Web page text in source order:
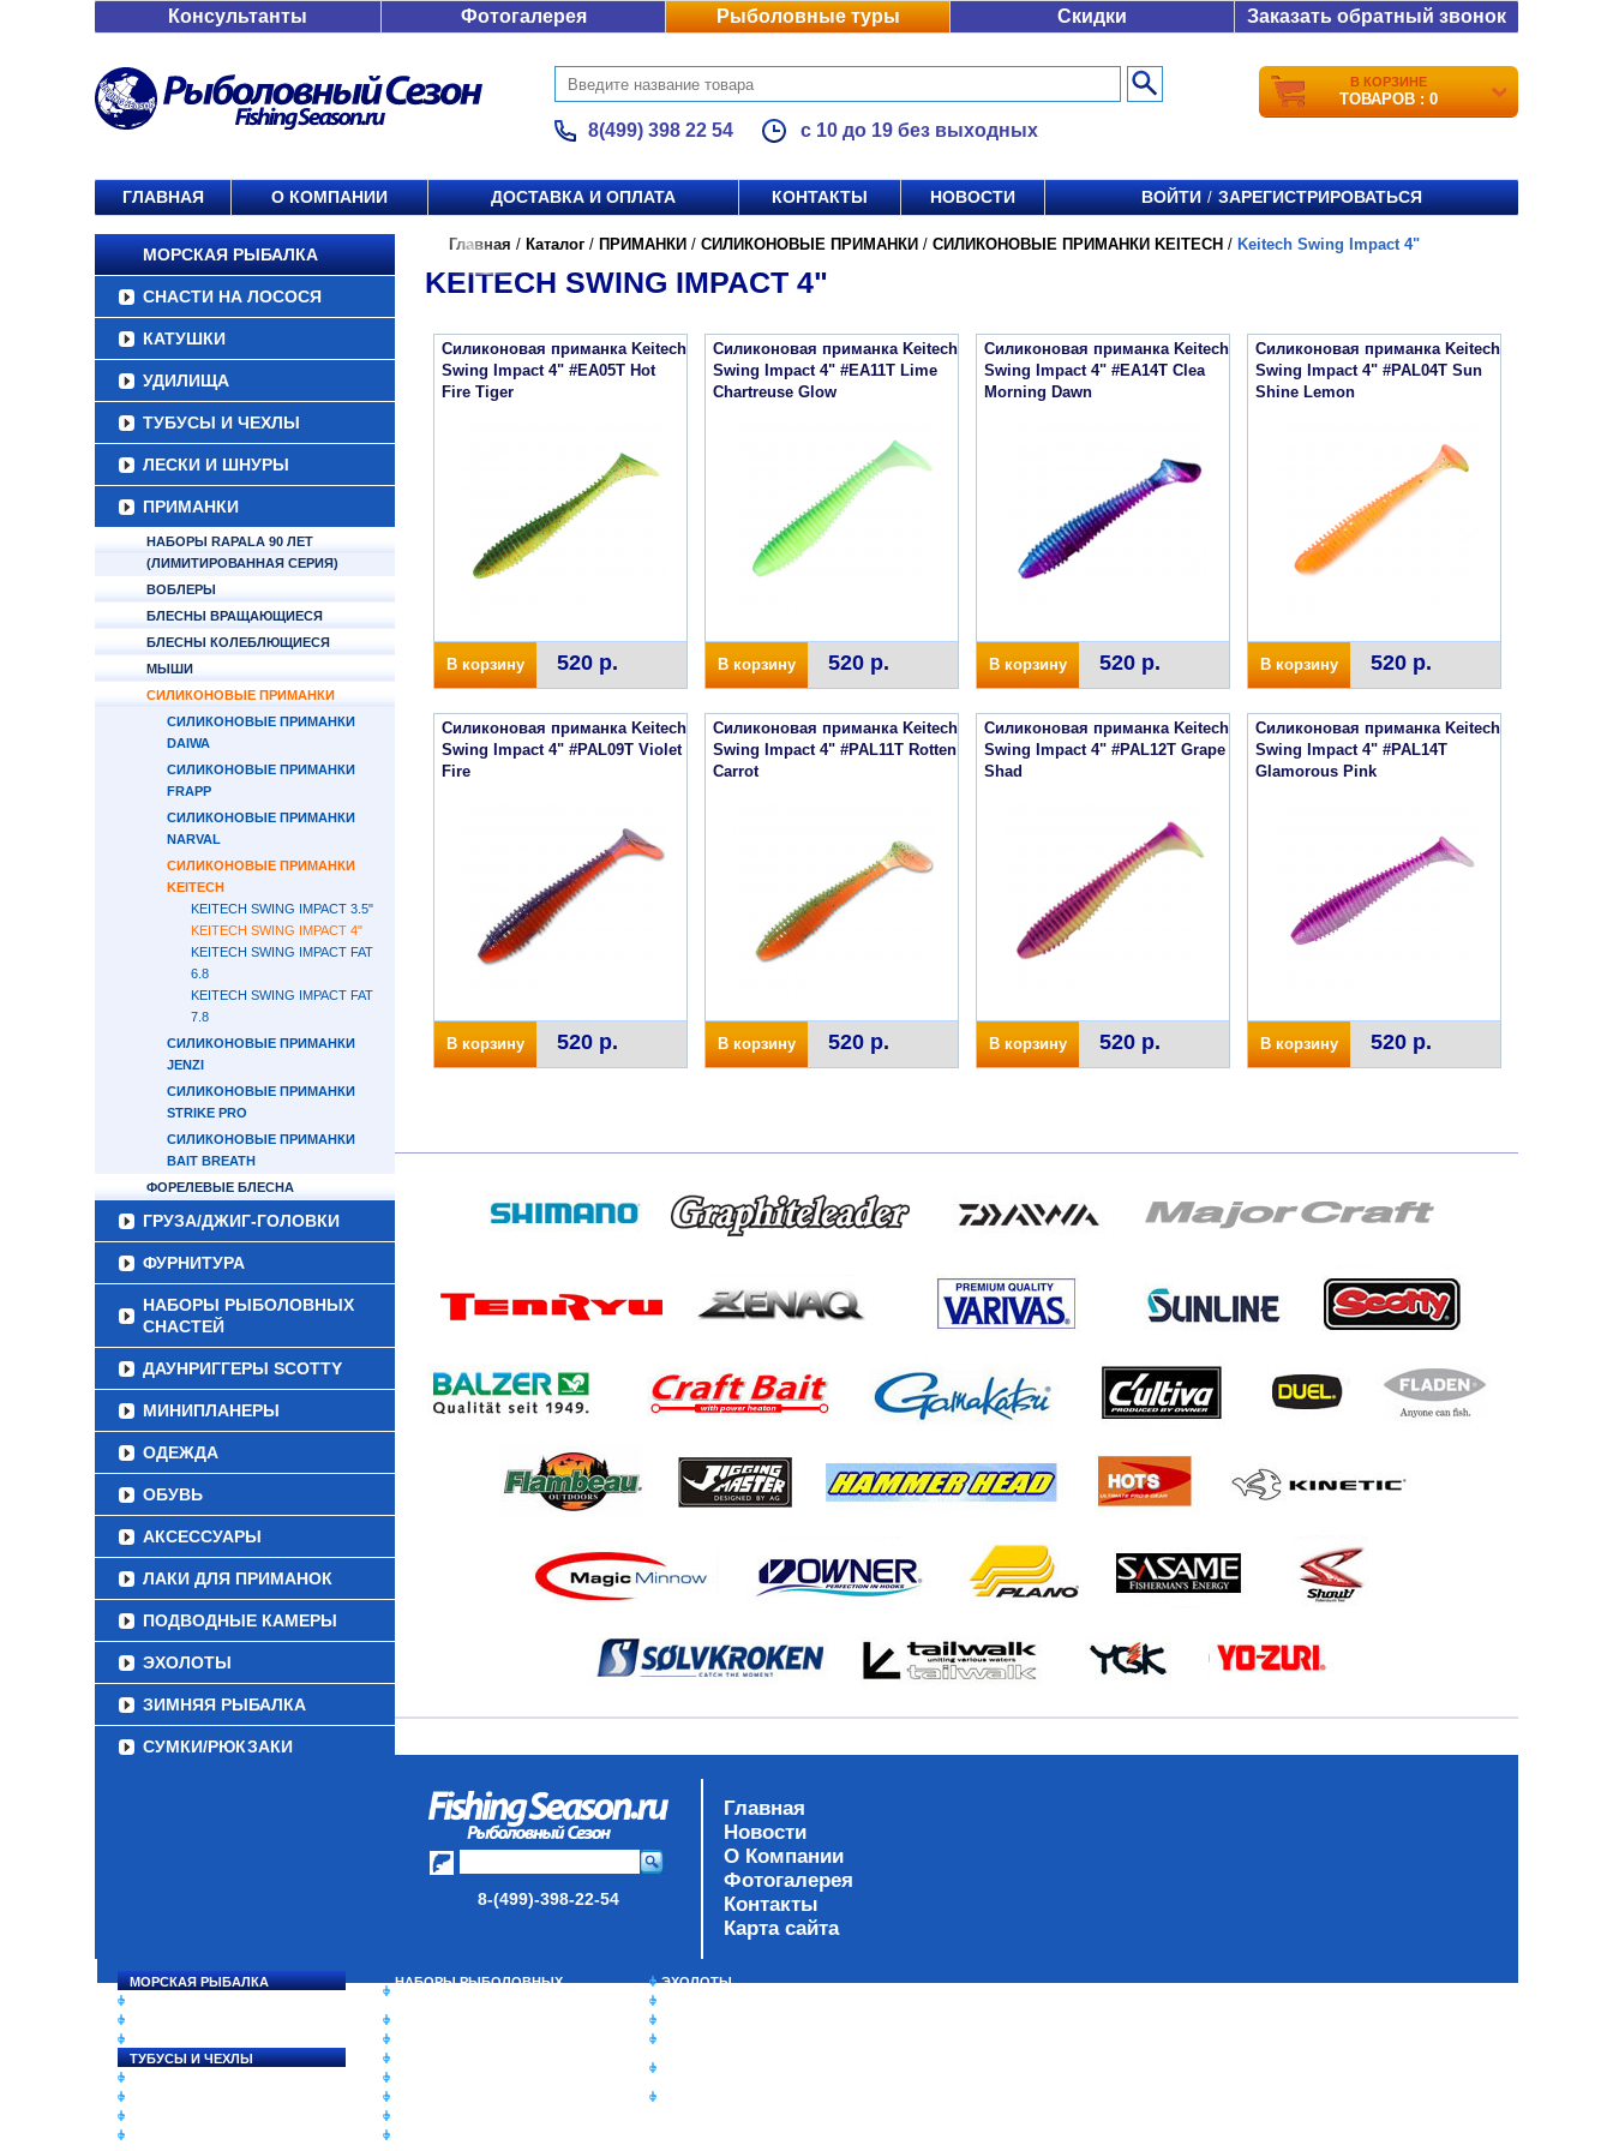
Консультанты Фотогалерея Рыболовные туры Скидки Заказать обратный звонок
8(499) 398 22 54 с 10 до 19 без выходных
В КОРЗИНЕ
ТОВАРОВ : 0
ГЛАВНАЯ О КОМПАНИИ ДОСТАВКА И ОПЛАТА КОНТАКТЫ НОВОСТИ ВОЙТИ / ЗАРЕГИСТРИРОВАТЬСЯ
МОРСКАЯ РЫБАЛКА
СНАСТИ НА ЛОСОСЯ
КАТУШКИ
УДИЛИЩА
ТУБУСЫ И ЧЕХЛЫ
ЛЕСКИ И ШНУРЫ
ПРИМАНКИ
НАБОРЫ RAPALA 90 ЛЕТ
(ЛИМИТИРОВАННАЯ СЕРИЯ)
ВОБЛЕРЫ
БЛЕСНЫ ВРАЩАЮЩИЕСЯ
БЛЕСНЫ КОЛЕБЛЮЩИЕСЯ
МЫШИ
СИЛИКОНОВЫЕ ПРИМАНКИ
СИЛИКОНОВЫЕ ПРИМАНКИ
DAIWA
СИЛИКОНОВЫЕ ПРИМАНКИ
FRAPP
СИЛИКОНОВЫЕ ПРИМАНКИ
NARVAL
СИЛИКОНОВЫЕ ПРИМАНКИ
KEITECH
KEITECH SWING IMPACT 3.5"
KEITECH SWING IMPACT 4"
KEITECH SWING IMPACT FAT
6.8
KEITECH SWING IMPACT FAT
7.8
СИЛИКОНОВЫЕ ПРИМАНКИ
JENZI
СИЛИКОНОВЫЕ ПРИМАНКИ
STRIKE PRO
СИЛИКОНОВЫЕ ПРИМАНКИ
BAIT BREATH
ФОРЕЛЕВЫЕ БЛЕСНА
ГРУЗА/ДЖИГ-ГОЛОВКИ
ФУРНИТУРА
НАБОРЫ РЫБОЛОВНЫХ
СНАСТЕЙ
ДАУНРИГГЕРЫ SCOTTY
МИНИПЛАНЕРЫ
ОДЕЖДА
ОБУВЬ
АКСЕССУАРЫ
ЛАКИ ДЛЯ ПРИМАНОК
ПОДВОДНЫЕ КАМЕРЫ
ЭХОЛОТЫ
ЗИМНЯЯ РЫБАЛКА
СУМКИ/РЮКЗАКИ
Главная / Каталог / ПРИМАНКИ / СИЛИКОНОВЫЕ ПРИМАНКИ / СИЛИКОНОВЫЕ ПРИМАНКИ KEITECH / Keitech Swing Impact 4"
KEITECH SWING IMPACT 4"
Силиконовая приманка Keitech
Swing Impact 4" #EA05T Hot
Fire Tiger
В корзину 520 р.
Силиконовая приманка Keitech
Swing Impact 4" #EA11T Lime
Chartreuse Glow
В корзину 520 р.
Силиконовая приманка Keitech
Swing Impact 4" #EA14T Clea
Morning Dawn
В корзину 520 р.
Силиконовая приманка Keitech
Swing Impact 4" #PAL04T Sun
Shine Lemon
В корзину 520 р.
Силиконовая приманка Keitech
Swing Impact 4" #PAL09T Violet
Fire
В корзину 520 р.
Силиконовая приманка Keitech
Swing Impact 4" #PAL11T Rotten
Carrot
В корзину 520 р.
Силиконовая приманка Keitech
Swing Impact 4" #PAL12T Grape
Shad
В корзину 520 р.
Силиконовая приманка Keitech
Swing Impact 4" #PAL14T
Glamorous Pink
В корзину 520 р.
8-(499)-398-22-54
Главная
Новости
О Компании
Фотогалерея
Контакты
Карта сайта
МОРСКАЯ РЫБАЛКА
ТУБУСЫ И ЧЕХЛЫ
НАБОРЫ РЫБОЛОВНЫХ
ЭХОЛОТЫ